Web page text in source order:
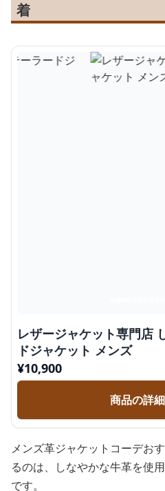
着
レザージャケット専門店
ドジャケット メンズ
¥10,900
商品の詳
メンズ革ジャケットコーデお
るのは、しなやかな牛革を使
です。